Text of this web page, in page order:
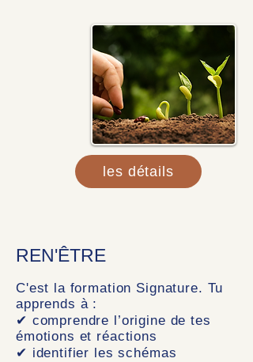
les détails
REN'ÊTRE
C'est la formation Signature. Tu
apprends à :
✔ comprendre l’origine de tes
émotions et réactions
✔ identifier les schémas